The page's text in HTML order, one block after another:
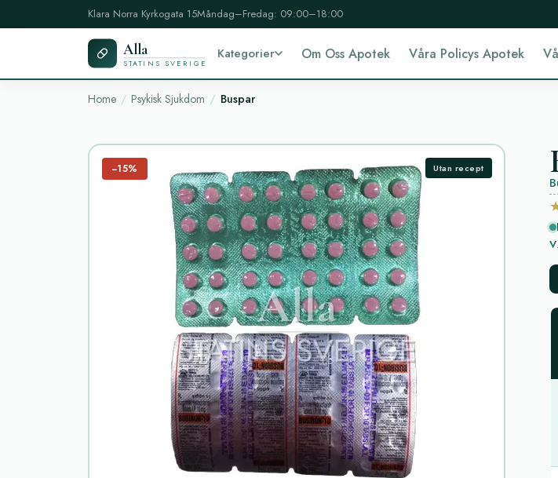
Klara Norra Kyrkogata 15Måndag–Fredag: 09:00–18:00
Alla
STATINS SVERIGE
Kategorier Om Oss Apotek Våra Policys Apotek
Home Psykisk Sjukdom Buspar
−15% Utan recept